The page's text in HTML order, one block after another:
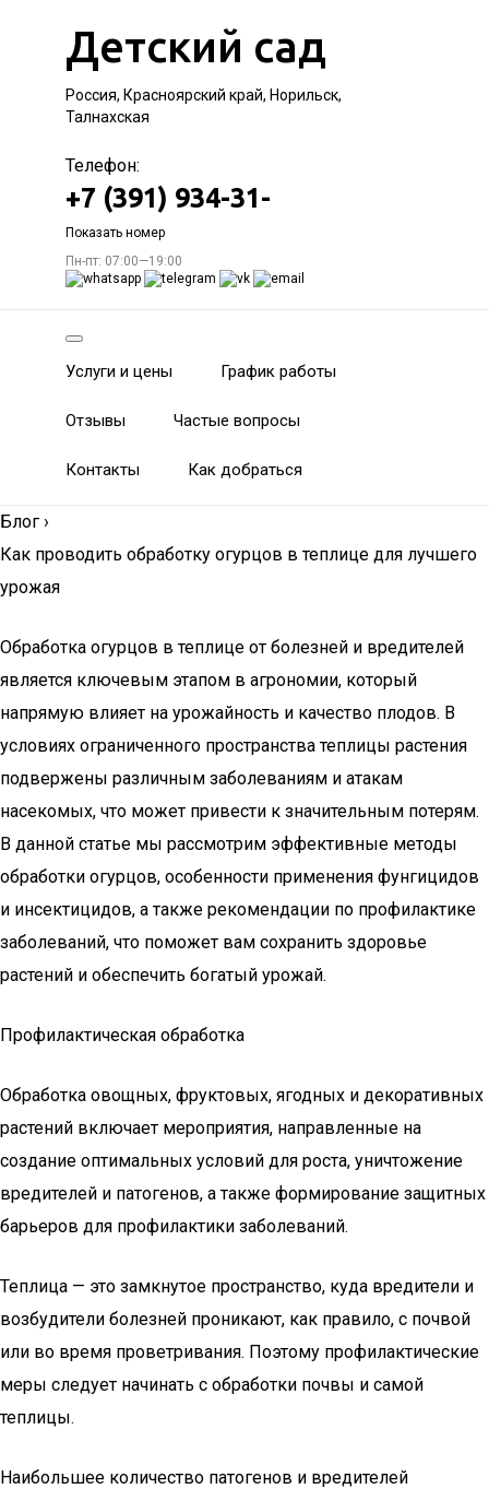
Детский сад
Россия, Красноярский край, Норильск,
Талнахская
Телефон:
+7 (391) 934-31-
Показать номер
Пн-пт: 07:00—19:00
Услуги и цены График работы
Отзывы Частые вопросы
Контакты Как добраться
Блог ›
Как проводить обработку огурцов в теплице для лучшего
урожая
Обработка огурцов в теплице от болезней и вредителей
является ключевым этапом в агрономии, который
напрямую влияет на урожайность и качество плодов. В
условиях ограниченного пространства теплицы растения
подвержены различным заболеваниям и атакам
насекомых, что может привести к значительным потерям.
В данной статье мы рассмотрим эффективные методы
обработки огурцов, особенности применения фунгицидов
и инсектицидов, а также рекомендации по профилактике
заболеваний, что поможет вам сохранить здоровье
растений и обеспечить богатый урожай.
Профилактическая обработка
Обработка овощных, фруктовых, ягодных и декоративных
растений включает мероприятия, направленные на
создание оптимальных условий для роста, уничтожение
вредителей и патогенов, а также формирование защитных
барьеров для профилактики заболеваний.
Теплица — это замкнутое пространство, куда вредители и
возбудители болезней проникают, как правило, с почвой
или во время проветривания. Поэтому профилактические
меры следует начинать с обработки почвы и самой
теплицы.
Наибольшее количество патогенов и вредителей